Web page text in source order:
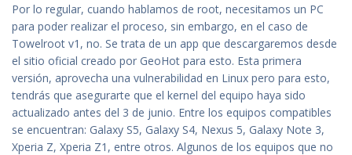
Por lo regular, cuando hablamos de root, necesitamos un PC
para poder realizar el proceso, sin embargo, en el caso de
Towelroot v1, no. Se trata de un app que descargaremos desde
el sitio oficial creado por GeoHot para esto. Esta primera
versión, aprovecha una vulnerabilidad en Linux pero para esto,
tendrás que asegurarte que el kernel del equipo haya sido
actualizado antes del 3 de junio. Entre los equipos compatibles
se encuentran: Galaxy S5, Galaxy S4, Nexus 5, Galaxy Note 3,
Xperia Z, Xperia Z1, entre otros. Algunos de los equipos que no